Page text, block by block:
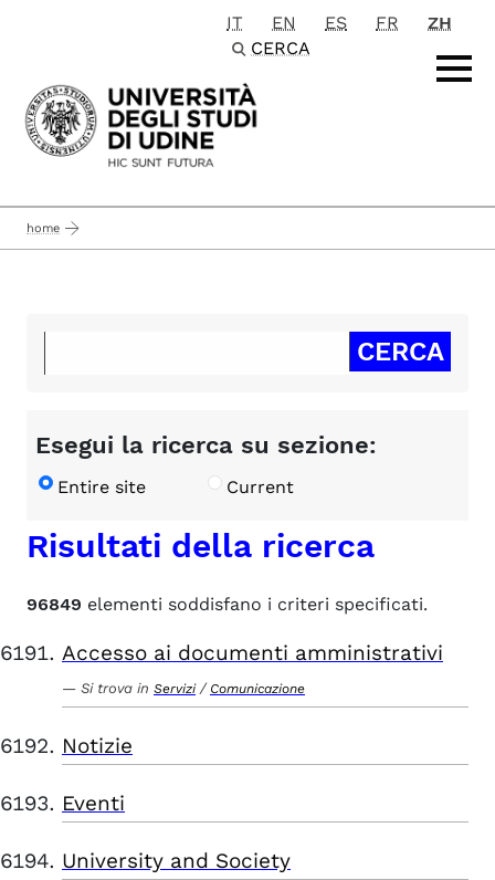
Passa al contenuto principale
IT EN ES FR
ZH
CERCA
home
Esegui la ricerca su sezione:
Entire site Current
Risultati della ricerca
96849 elementi soddisfano i criteri specificati.
Accesso ai documenti amministrativi
Si trova in Servizi / Comunicazione
Notizie
Eventi
University and Society